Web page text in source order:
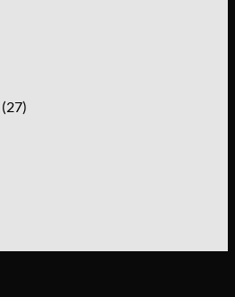
(27)